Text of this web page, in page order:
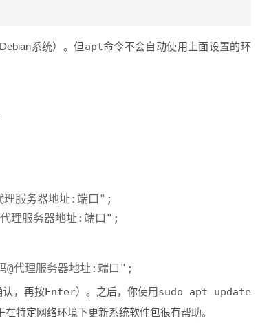
系统）。但apt命令不会自动使用上面设置的环
务器地址:端口";
认，再按Enter）。之后，你使用sudo apt update
特定网络环境下更新系统软件包很有帮助。